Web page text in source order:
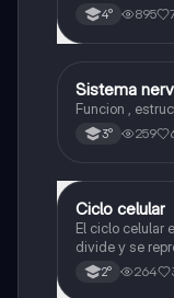
4° 895
Biología
Sistema
Funcion ,
3° 259
Biología
Ciclo celular
El ciclo celular
divide y se
eventos que
genético y la
2° 264